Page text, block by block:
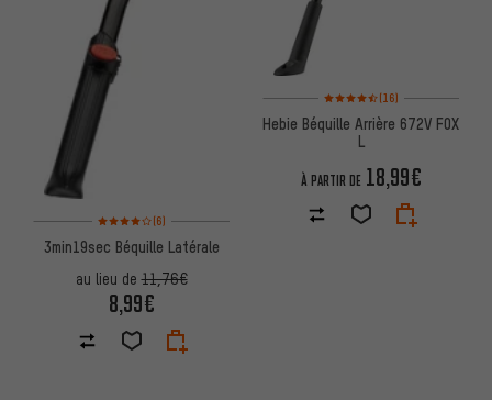
Note moyenne : 4 sur 5 d'après 6 avis
(6)
3min19sec Béquille Latérale
au lieu de11,76€
8,99€
Note moyenne : 4,5 sur 5
(16)
Hebie Béquille Arrière 672V FOX
L
À PARTIR DE 18,99€